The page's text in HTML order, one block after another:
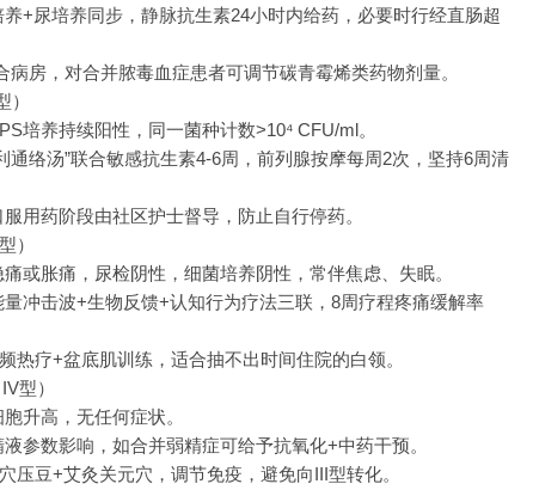
+尿培养同步，静脉抗生素24小时内给药，必要时行经直肠超
房，对合并脓毒血症患者可调节碳青霉烯类药物剂量。
培养持续阳性，同一菌种计数>10⁴ CFU/ml。
通络汤”联合敏感抗生素4-6周，前列腺按摩每周2次，坚持6周清
用药阶段由社区护士督导，防止自行停药。
）
或胀痛，尿检阴性，细菌培养阴性，常伴焦虑、失眠。
冲击波+生物反馈+认知行为疗法三联，8周疗程疼痛缓解率
热疗+盆底肌训练，适合抽不出时间住院的白领。
型）
升高，无任何症状。
参数影响，如合并弱精症可给予抗氧化+中药干预。
压豆+艾灸关元穴，调节免疫，避免向III型转化。